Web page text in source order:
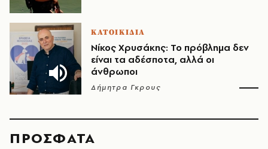
ΚΑΤΟΙΚΙΔΙΑ
Νίκος Χρυσάκης: Το πρόβλημα δεν
είναι τα αδέσποτα, αλλά οι
άνθρωποι
Δήμητρα Γκρους
ΠΡΟΣΦΑΤΑ